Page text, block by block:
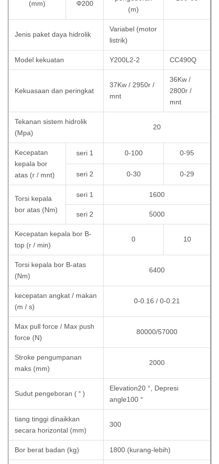
(mm) Φ200
(m)
Jenis paket daya hidrolik
Variabel (motor
listrik)
Model kekuatan Y200L2-2 CC490Q
Kekuasaan dan peringkat
37Kw / 2950r /
mnt
36Kw /
2800r /
mnt
Tekanan sistem hidrolik
(Mpa)
20
Kecepatan
kepala bor
atas (r / mnt)
seri 1 0-100 0-95
seri 2 0-30 0-29
Torsi kepala
bor atas (Nm)
seri 1 1600
seri 2 5000
Kecepatan kepala bor B-
top (r / min)
0 10
Torsi kepala bor B-atas
(Nm)
6400
kecepatan angkat / makan
(m / s)
0-0.16 / 0-0.21
Max pull force / Max push
force (N)
80000/57000
Stroke pengumpanan
maks (mm)
2000
Sudut pengeboran ( ° )
Elevation20 °, Depresi
angle100 °
tiang tinggi dinaikkan
secara horizontal (mm)
300
Bor berat badan (kg) 1800 (kurang-lebih)